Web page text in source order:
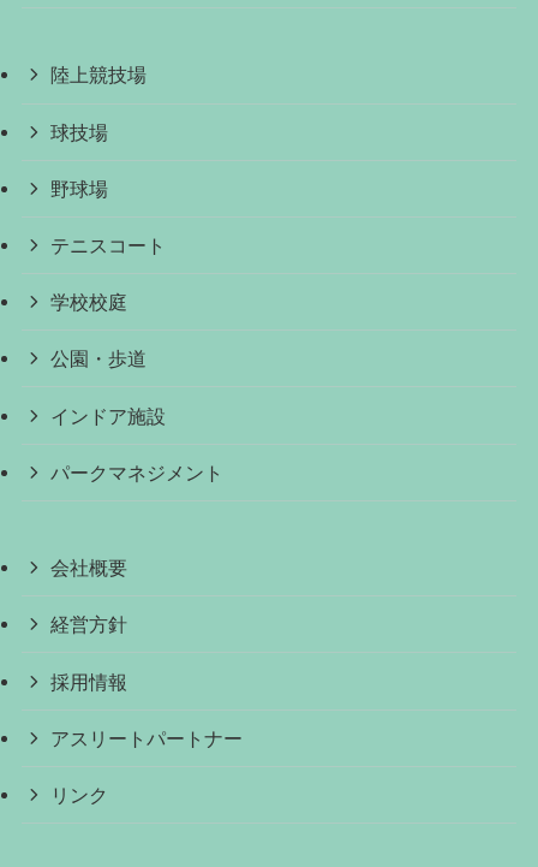
陸上競技場
球技場
野球場
テニスコート
学校校庭
公園・歩道
インドア施設
パークマネジメント
会社概要
経営方針
採用情報
アスリートパートナー
リンク